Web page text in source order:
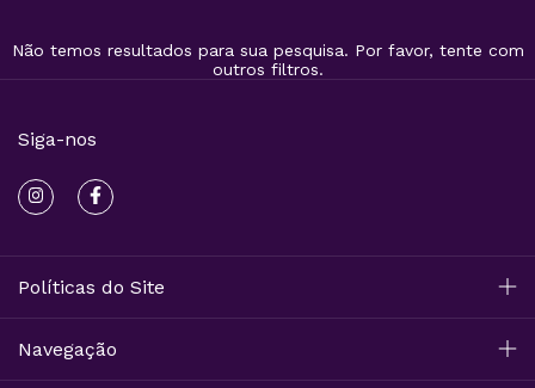
Não temos resultados para sua pesquisa. Por favor, tente com
outros filtros.
Siga-nos
Políticas do Site
Navegação